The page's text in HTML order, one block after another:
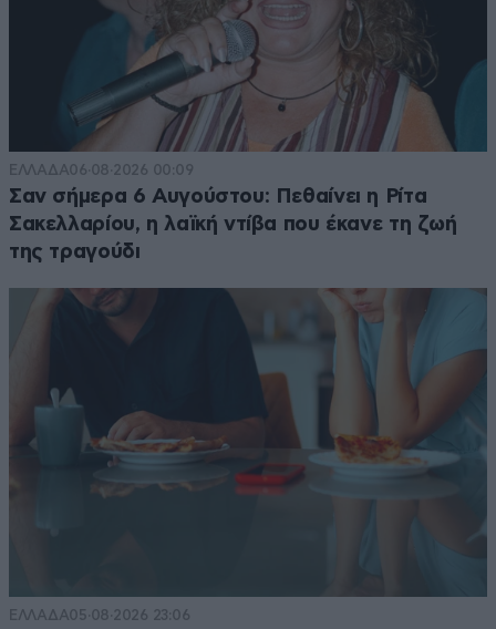
ΕΛΛΑΔΑ06·08·2026 00:09
Σαν σήμερα 6 Αυγούστου: Πεθαίνει η Ρίτα
Σακελλαρίου, η λαϊκή ντίβα που έκανε τη ζωή
της τραγούδι
ΕΛΛΑΔΑ05·08·2026 23:06